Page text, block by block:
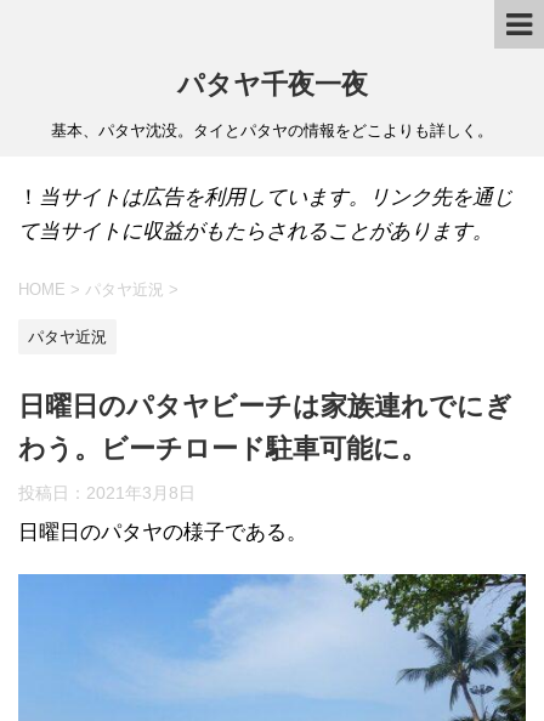
パタヤ千夜一夜
基本、パタヤ沈没。タイとパタヤの情報をどこよりも詳しく。
！ 当サイトは広告を利用しています。リンク先を通じ
て当サイトに収益がもたらされることがあります。
HOME > パタヤ近況 >
パタヤ近況
日曜日のパタヤビーチは家族連れでにぎ
わう。ビーチロード駐車可能に。
投稿日： 2021年3月8日
日曜日のパタヤの様子である。